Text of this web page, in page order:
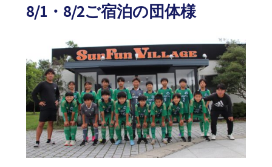
2026.08.03
8/1・8/2ご宿泊の団体様